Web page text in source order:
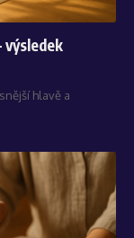
výsledek
hlavě a